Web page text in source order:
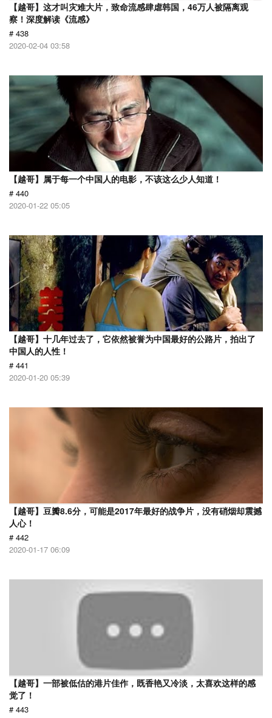
【越哥】这才叫灾难大片，致命流感肆虐韩国，46万人被隔离观
察！深度解读《流感》
# 438
2020-02-04 03:58
【越哥】属于每一个中国人的电影，不该这么少人知道！
# 440
2020-01-22 05:05
【越哥】十几年过去了，它依然被誉为中国最好的公路片，拍出了
中国人的人性！
# 441
2020-01-20 05:39
【越哥】豆瓣8.6分，可能是2017年最好的战争片，没有硝烟却震撼
人心！
# 442
2020-01-17 06:09
【越哥】一部被低估的港片佳作，既香艳又冷淡，太喜欢这样的感
觉了！
# 443